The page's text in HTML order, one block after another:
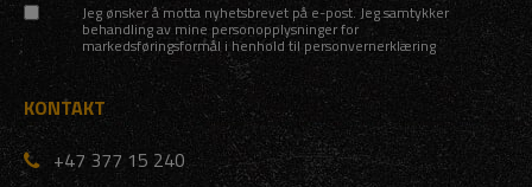
Jeg ønsker å motta nyhetsbrevet på e-post. Jeg samtykker
behandling av mine personopplysninger for
markedsføringsformål i henhold til personvernerklæring
KONTAKT
+47 377 15 240